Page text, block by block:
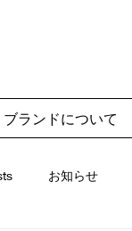
ブランドについて
お知らせ